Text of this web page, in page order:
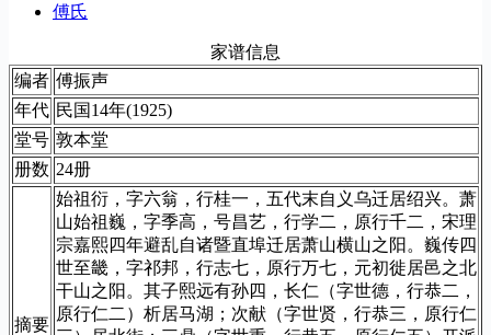
傅氏
家谱信息
编者 傅振声
年代 民国14年(1925)
堂号 敦本堂
册数 24册
摘要
始祖衍，字六翁，行桂一，五代末自义乌迁居绍兴。萧
山始祖巍，字季高，号昌艺，行学二，原行千二，宋理
宗嘉熙四年避乱自诸暨直埠迁居萧山横山之阳。巍传四
世至畿，字祁邦，行志七，原行万七，元初徙居邑之北
干山之阳。其子熙远有孙四，长仁（字世德，行恭二，
原行仁二）析居马湖；次献（字世贤，行恭三，原行仁